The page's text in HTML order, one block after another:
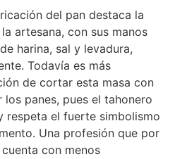
del pan destaca la
artesana, con sus manos
harina, sal y levadura,
Todavía es más
de cortar esta masa con
panes, pues el tahonero
respeta el fuerte simbolismo
Una profesión que por
con menos